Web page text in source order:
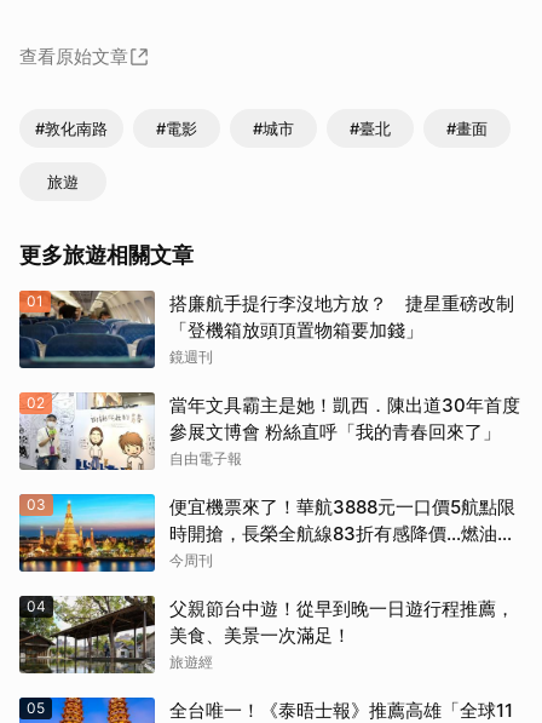
查看原始文章
#敦化南路 #電影 #城市 #臺北 #畫面
旅遊
更多旅遊相關文章
01
搭廉航手提行李沒地方放？ 捷星重磅改制
「登機箱放頭頂置物箱要加錢」
鏡週刊
02
當年文具霸主是她！凱西．陳出道30年首度
參展文博會 粉絲直呼「我的青春回來了」
自由電子報
03
便宜機票來了！華航3888元一口價5航點限
時開搶，長榮全航線83折有感降價…燃油稅
8/9調漲早買早省
今周刊
04
父親節台中遊！從早到晚一日遊行程推薦，
美食、美景一次滿足！
旅遊經
05
全台唯一！《泰晤士報》推薦高雄「全球11